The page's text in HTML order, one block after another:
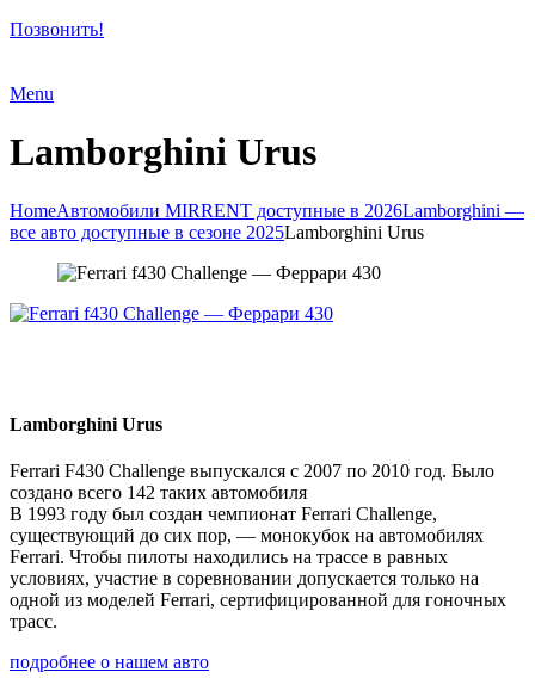
Позвонить!
Menu
Lamborghini Urus
HomeАвтомобили MIRRENT доступные в 2026Lamborghini —
все авто доступные в сезоне 2025Lamborghini Urus
Lamborghini Urus
Ferrari F430 Challenge выпускался с 2007 по 2010 год. Было
создано всего 142 таких автомобиля
В 1993 году был создан чемпионат Ferrari Challenge,
существующий до сих пор, — монокубок на автомобилях
Ferrari. Чтобы пилоты находились на трассе в равных
условиях, участие в соревновании допускается только на
одной из моделей Ferrari, сертифицированной для гоночных
трасс.
подробнее о нашем авто